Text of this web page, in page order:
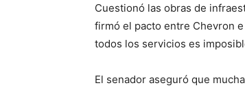
Cuestionó las obras de
firmó el pacto entre Chevron
todos los servicios es
El senador aseguró que